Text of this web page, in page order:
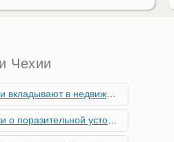
Чехии
и почему меняются их предпочтения?
устойчивости экономики Чехии